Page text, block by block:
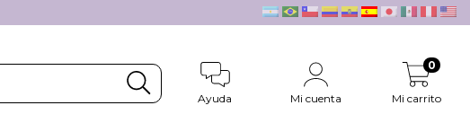
Ayuda Mi cuenta Mi carrito
0